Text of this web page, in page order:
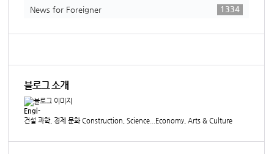
News for Foreigner
1334
블로그 소개
Engi-
건설 과학, 경제 문화 Construction, Science...Economy, Arts & Culture